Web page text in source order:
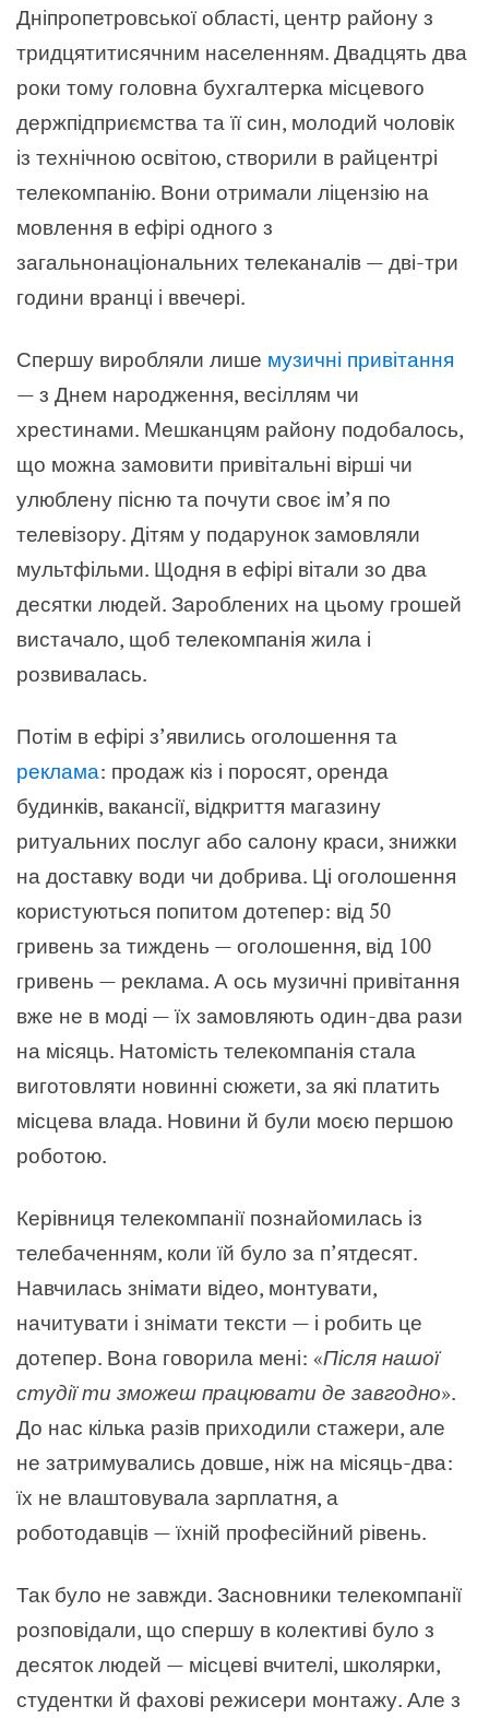
Дніпропетровської області, центр району з
тридцятитисячним населенням. Двадцять два
роки тому головна бухгалтерка місцевого
держпідприємства та її син, молодий чоловік
із технічною освітою, створили в райцентрі
телекомпанію. Вони отримали ліцензію на
мовлення в ефірі одного з
загальнонаціональних телеканалів — дві-три
години вранці і ввечері.
Спершу виробляли лише музичні привітання
— з Днем народження, весіллям чи
хрестинами. Мешканцям району подобалось,
що можна замовити привітальні вірші чи
улюблену пісню та почути своє ім’я по
телевізору. Дітям у подарунок замовляли
мультфільми. Щодня в ефірі вітали зо два
десятки людей. Зароблених на цьому грошей
вистачало, щоб телекомпанія жила і
розвивалась.
Потім в ефірі з’явились оголошення та
реклама: продаж кіз і поросят, оренда
будинків, вакансії, відкриття магазину
ритуальних послуг або салону краси, знижки
на доставку води чи добрива. Ці оголошення
користуються попитом дотепер: від 50
гривень за тиждень — оголошення, від 100
гривень — реклама. А ось музичні привітання
вже не в моді — їх замовляють один-два рази
на місяць. Натомість телекомпанія стала
виготовляти новинні сюжети, за які платить
місцева влада. Новини й були моєю першою
роботою.
Керівниця телекомпанії познайомилась із
телебаченням, коли їй було за п’ятдесят.
Навчилась знімати відео, монтувати,
начитувати і знімати тексти — і робить це
дотепер. Вона говорила мені: «Після нашої
студії ти зможеш працювати де завгодно».
До нас кілька разів приходили стажери, але
не затримувались довше, ніж на місяць-два:
їх не влаштовувала зарплатня, а
роботодавців — їхній професійний рівень.
Так було не завжди. Засновники телекомпанії
розповідали, що спершу в колективі було з
десяток людей — місцеві вчителі, школярки,
студентки й фахові режисери монтажу. Але з